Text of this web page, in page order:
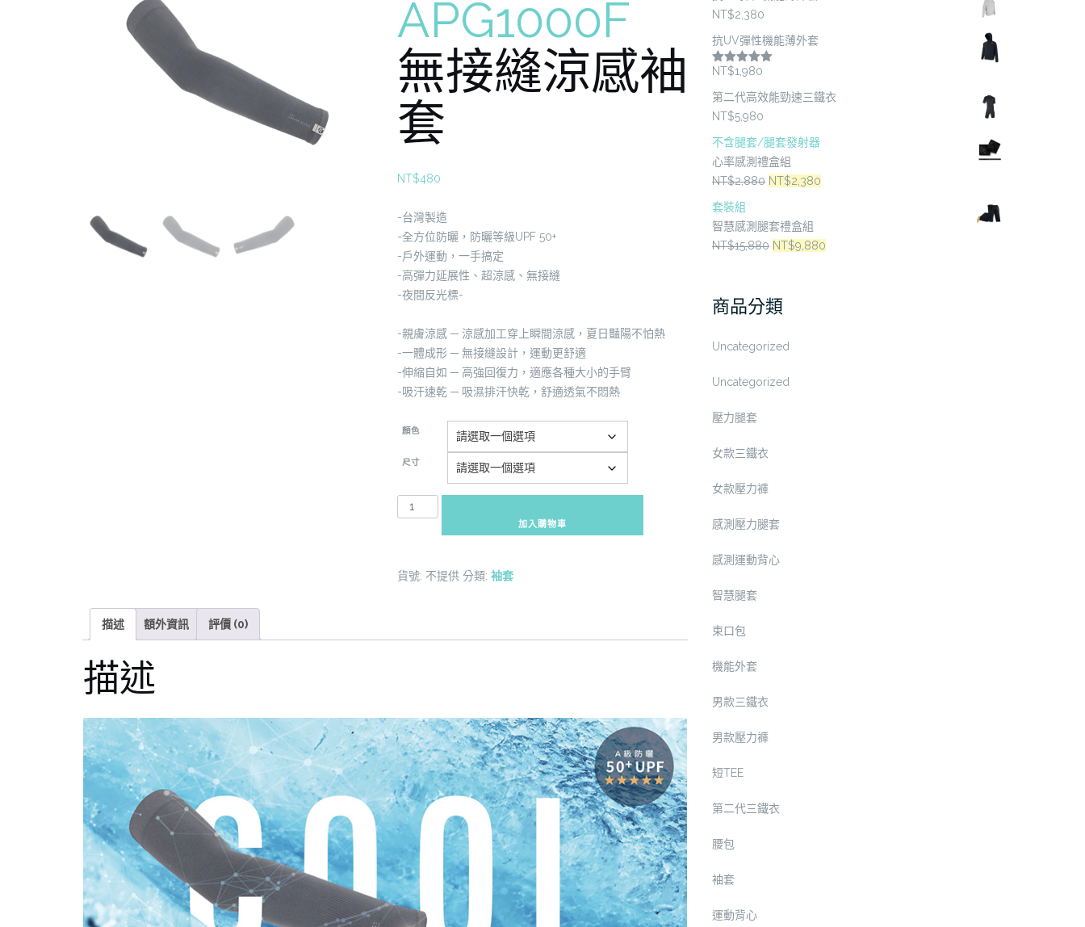
APG1000F
無接縫涼感袖
套
NT$480
-台灣製造
-全方位防曬，防曬等級UPF 50+
-戶外運動，一手搞定
-高彈力延展性、超涼感、無接縫
-夜間反光標-
-親膚涼感 ─ ­­­涼感加工穿上瞬間涼感，夏日豔陽不怕熱
-一體成形 ─ 無接縫設計，運動更舒適
-伸縮自如 ─ 高強回復力，適應各種大小的手臂
-吸汗速乾 ─ 吸濕排汗快乾，舒適透氣不悶熱
顏色
尺寸
ST2-
縫
袖
加入購物車
貨號: 不提供 分類: 袖套
描述 額外資訊 評價 (0)
描述
NT$2,380
抗UV彈性機能薄外套
評分5.00
NT$1,980
第二代高效能勁速三鐵衣
NT$5,980
不含腿套/腿套發射器
心率感測禮盒組
NT$2,880 原
價
格：
NT$2,380
格：
套裝組
智慧感測腿套禮盒組
NT$15,880 原
格：
NT$9,880
商品分類
Uncategorized
Uncategorized
壓力腿套
女款三鐵衣
女款壓力褲
感測壓力腿套
感測運動背心
智慧腿套
束口包
機能外套
男款三鐵衣
男款壓力褲
短TEE
第二代三鐵衣
腰包
袖套
運動背心